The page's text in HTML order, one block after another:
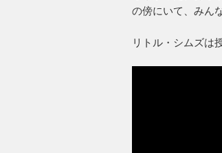
の傍にいて、みん
リトル・シムズは